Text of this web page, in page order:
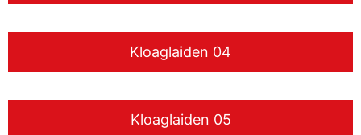
Kloaglaiden 04
Kloaglaiden 05